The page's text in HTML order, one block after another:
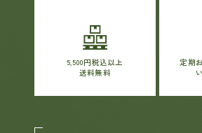
5,500円税込以上
送料無料
定期